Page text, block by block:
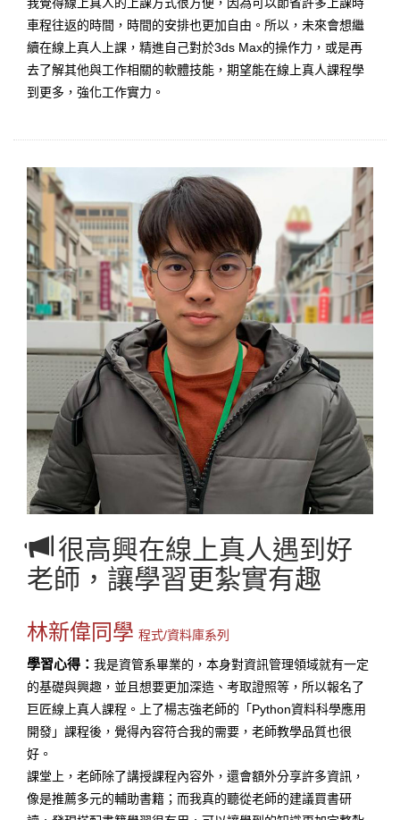
車程往返的時間，時間的安排也更加自由。所以，未來會想繼
續在線上真人上課，精進自己對於3ds Max的操作力，或是再
去了解其他與工作相關的軟體技能，期望能在線上真人課程學
到更多，強化工作實力。
很高興在線上真人遇到好
老師，讓學習更紮實有趣
林新偉同學 程式/資料庫系列
學習心得： 我是資管系畢業的，本身對資訊管理領域就有一定
的基礎與興趣，並且想要更加深造、考取證照等，所以報名了
巨匠線上真人課程。上了楊志強老師的「Python資料科學應用
開發」課程後，覺得內容符合我的需要，老師教學品質也很
好。
課堂上，老師除了講授課程內容外，還會額外分享許多資訊，
像是推薦多元的輔助書籍；而我真的聽從老師的建議買書研